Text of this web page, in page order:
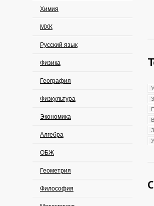
Химия
МХК
Русский язык
Физика
География
Физкультура
Экономика
Алгебра
ОБЖ
Геометрия
Философия